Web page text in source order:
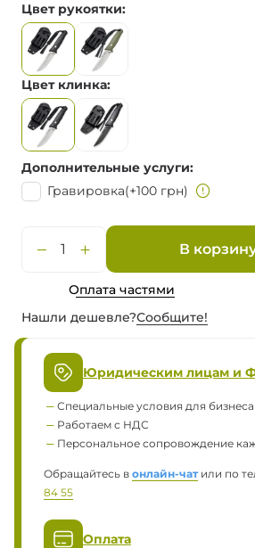
Цвет рукоятки
Цвет клинка
Дополнительные услуги
Гравировка(+100 грн)
В
Оплата частями
Нашли дешевле?Сообщите!
Юридическим лицам и
Специальные условия для бизнеса
Работаем с НДС
Персональное сопровождение
Обращайтесь в онлайн-чатили по
84 55
Оплата